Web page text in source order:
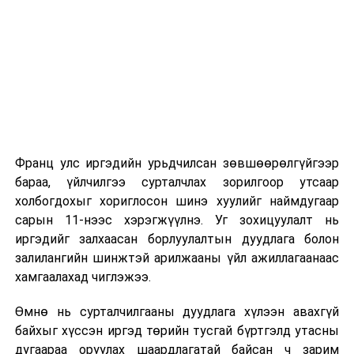
2026 оны 9 дүгээр сарын 13-наас оюутнуудыг
дотуур байранд оруулж эхэлнэ.
Сургууль, цэцэрлэгийн үйл ажиллагааны
зохицуулалт
2026 оны 8 дугаар сарын 17–28-ны өдрүүдэд
байранд элсэлт, бүртгэл болон бусад аливаа
арга хэмжээ зохион байгуулахгүй болно.
Франц улс иргэдийн урьдчилсан зөвшөөрөлгүйгээр
бараа, үйлчилгээ сурталчлах зорилгоор утсаар
холбогдохыг хориглосон шинэ хуулийг наймдугаар
сарын 11-нээс хэрэгжүүлнэ. Уг зохицуулалт нь
иргэдийг залхаасан борлуулалтын дуудлага болон
залилангийн шинжтэй арилжааны үйл ажиллагаанаас
хамгаалахад чиглэжээ.
Өмнө нь сурталчилгааны дуудлага хүлээн авахгүй
байхыг хүссэн иргэд төрийн тусгай бүртгэлд утасны
дугаараа оруулах шаардлагатай байсан ч зарим